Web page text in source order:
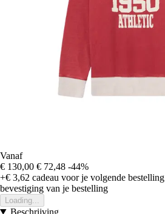
Vanaf
€ 130,00 € 72,48 -44%
+€ 3,62 cadeau voor je volgende bestelling
bevestiging van je bestelling
Loading...
Beschrijving